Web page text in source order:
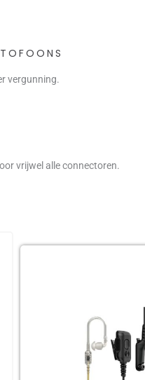
vergunning.
vrijwel alle connectoren.